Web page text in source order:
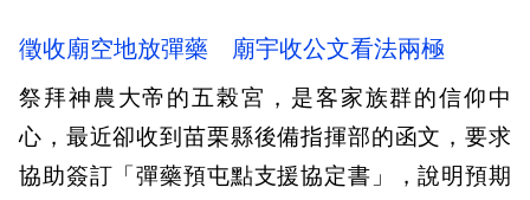
徵收廟空地放彈藥 廟宇收公文看法兩極
祭拜神農大帝的五榖宮，是客家族群的信仰中
心，最近卻收到苗栗縣後備指揮部的函文，要求
協助簽訂「彈藥預屯點支援協定書」，說明預期